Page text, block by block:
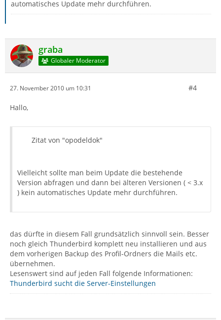
automatisches Update mehr durchführen.
graba
Globaler Moderator
27. November 2010 um 10:31 #4
Hallo,
Zitat von "opodeldok"
Vielleicht sollte man beim Update die bestehende
Version abfragen und dann bei älteren Versionen ( < 3.x
) kein automatisches Update mehr durchführen.
das dürfte in diesem Fall grundsätzlich sinnvoll sein. Besser
noch gleich Thunderbird komplett neu installieren und aus
dem vorherigen Backup des Profil-Ordners die Mails etc.
übernehmen.
Lesenswert sind auf jeden Fall folgende Informationen:
Thunderbird sucht die Server-Einstellungen